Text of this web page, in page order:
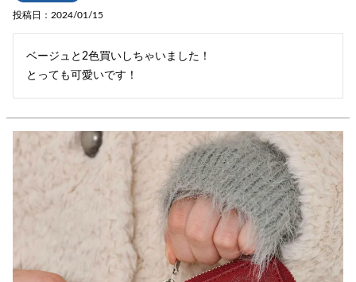
投稿日 2024/01/15
ベージュと2色買いしちゃいました！
とっても可愛いです！